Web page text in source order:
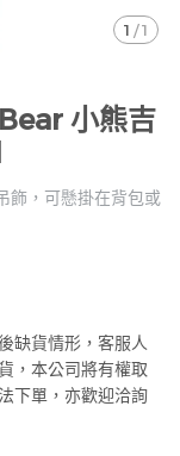
1 /1
小熊吉
，可懸掛在背包或
缺貨情形，客服人
，本公司將有權取
下單，亦歡迎洽詢